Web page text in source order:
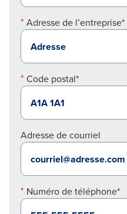
Adresse de l’entreprise*
Code postal*
Adresse de courriel
Numéro de téléphone*